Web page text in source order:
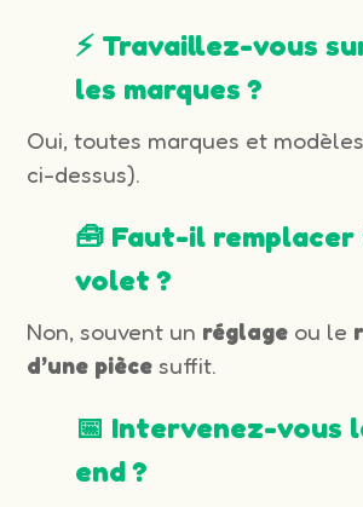
⚡ Travaillez-vous
les marques ?
Oui, toutes marques et
ci-dessus).
🧰 Faut-il
volet ?
Non, souvent un réglage ou le
d’une pièce suffit.
📅 Intervenez-vous
end ?